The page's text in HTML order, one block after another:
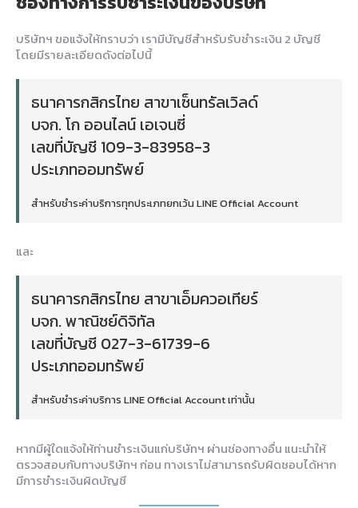
บริษัทฯ ขอแจ้งให้ทราบว่า เรามีบัญชีสำหรับรับชำระเงิน 2 บัญชี
โดยมีรายละเอียดดังต่อไปนี้
ธนาคารกสิกรไทย สาขาเซ็นทรัลเวิลด์
บจก. โก ออนไลน์ เอเจนซี่
เลขที่บัญชี 109-3-83958-3
ประเภทออมทรัพย์
สำหรับชำระค่าบริการทุกประเภทยกเว้น LINE Official Account
และ
ธนาคารกสิกรไทย สาขาเอ็มควอเทียร์
บจก. พาณิชย์ดิจิทัล
เลขที่บัญชี 027-3-61739-6
ประเภทออมทรัพย์
สำหรับชำระค่าบริการ LINE Official Account เท่านั้น
หากมีผู้ใดแจ้งให้ท่านชำระเงินแก่บริษัทฯ ผ่านช่องทางอื่น แนะนำให้
ตรวจสอบกับทางบริษัทฯ ก่อน ทางเราไม่สามารถรับผิดชอบได้หาก
มีการชำระเงินผิดบัญชี